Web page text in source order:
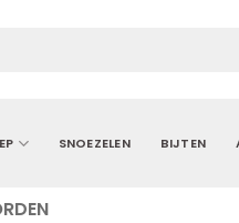
SNOEZELEN BIJTEN